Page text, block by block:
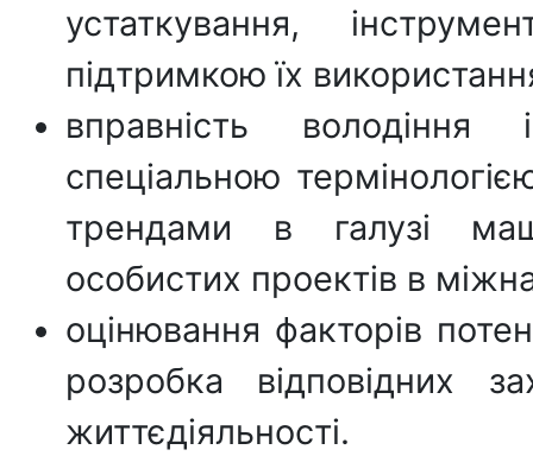
устаткування,
підтримкою їх
вправність
спеціальною
трендами в галузі
особистих проектів в
оцінювання факторів
розробка відповідних
життєдіяльності.